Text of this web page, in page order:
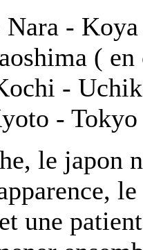
Nara -
(
-
-
le japon
une